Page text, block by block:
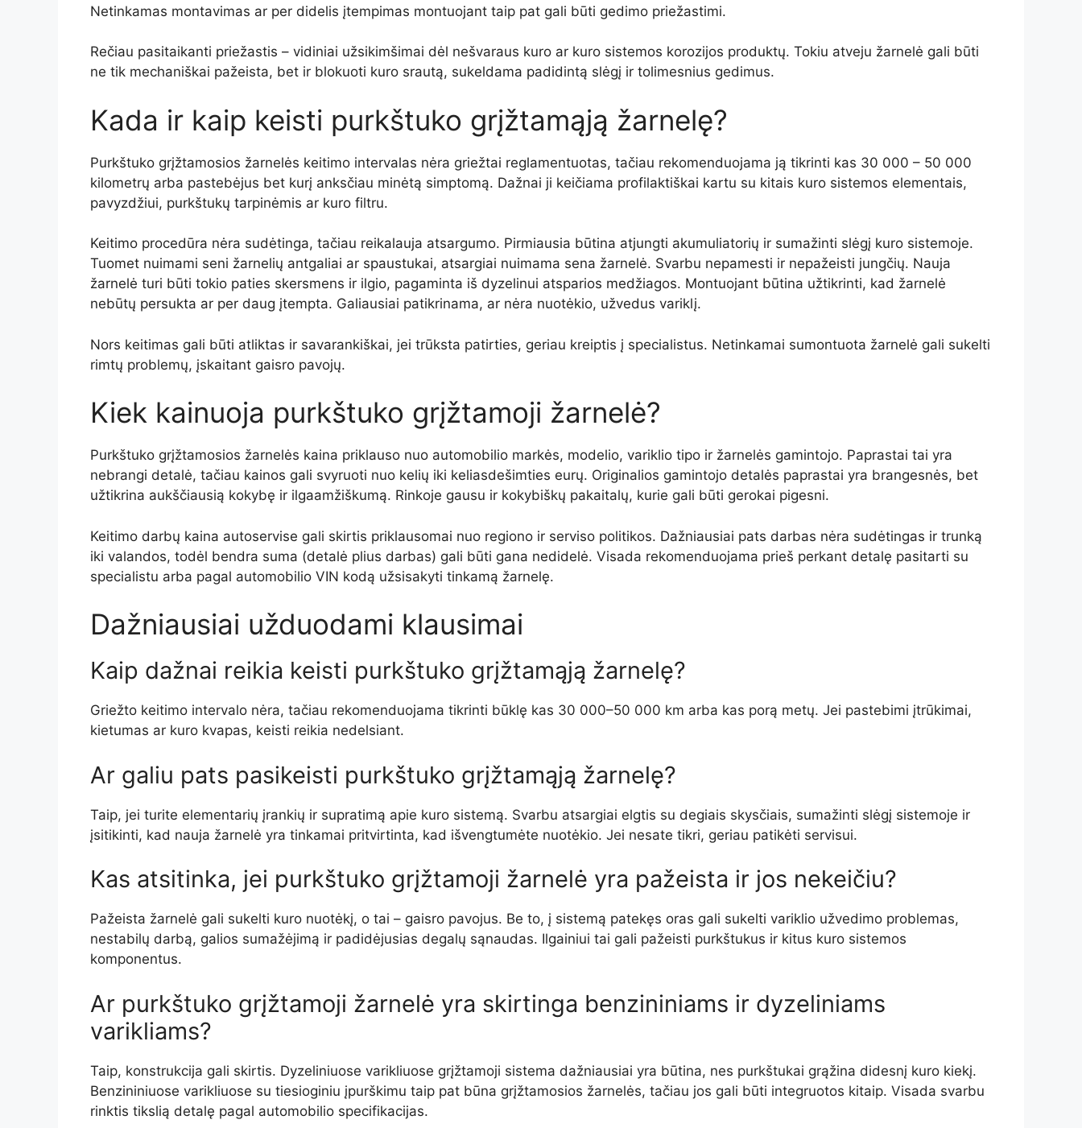
Netinkamas montavimas ar per didelis įtempimas montuojant taip pat gali būti gedimo priežastimi.
Rečiau pasitaikanti priežastis – vidiniai užsikimšimai dėl nešvaraus kuro ar kuro sistemos korozijos produktų. Tokiu atveju žarnelė gali būti
ne tik mechaniškai pažeista, bet ir blokuoti kuro srautą, sukeldama padidintą slėgį ir tolimesnius gedimus.
Kada ir kaip keisti purkštuko grįžtamąją žarnelę?
Purkštuko grįžtamosios žarnelės keitimo intervalas nėra griežtai reglamentuotas, tačiau rekomenduojama ją tikrinti kas 30 000 – 50 000
kilometrų arba pastebėjus bet kurį anksčiau minėtą simptomą. Dažnai ji keičiama profilaktiškai kartu su kitais kuro sistemos elementais,
pavyzdžiui, purkštukų tarpinėmis ar kuro filtru.
Keitimo procedūra nėra sudėtinga, tačiau reikalauja atsargumo. Pirmiausia būtina atjungti akumuliatorių ir sumažinti slėgį kuro sistemoje.
Tuomet nuimami seni žarnelių antgaliai ar spaustukai, atsargiai nuimama sena žarnelė. Svarbu nepamesti ir nepažeisti jungčių. Nauja
žarnelė turi būti tokio paties skersmens ir ilgio, pagaminta iš dyzelinui atsparios medžiagos. Montuojant būtina užtikrinti, kad žarnelė
nebūtų persukta ar per daug įtempta. Galiausiai patikrinama, ar nėra nuotėkio, užvedus variklį.
Nors keitimas gali būti atliktas ir savarankiškai, jei trūksta patirties, geriau kreiptis į specialistus. Netinkamai sumontuota žarnelė gali sukelti
rimtų problemų, įskaitant gaisro pavojų.
Kiek kainuoja purkštuko grįžtamoji žarnelė?
Purkštuko grįžtamosios žarnelės kaina priklauso nuo automobilio markės, modelio, variklio tipo ir žarnelės gamintojo. Paprastai tai yra
nebrangi detalė, tačiau kainos gali svyruoti nuo kelių iki keliasdešimties eurų. Originalios gamintojo detalės paprastai yra brangesnės, bet
užtikrina aukščiausią kokybę ir ilgaamžiškumą. Rinkoje gausu ir kokybiškų pakaitalų, kurie gali būti gerokai pigesni.
Keitimo darbų kaina autoservise gali skirtis priklausomai nuo regiono ir serviso politikos. Dažniausiai pats darbas nėra sudėtingas ir trunką
iki valandos, todėl bendra suma (detalė plius darbas) gali būti gana nedidelė. Visada rekomenduojama prieš perkant detalę pasitarti su
specialistu arba pagal automobilio VIN kodą užsisakyti tinkamą žarnelę.
Dažniausiai užduodami klausimai
Kaip dažnai reikia keisti purkštuko grįžtamąją žarnelę?
Griežto keitimo intervalo nėra, tačiau rekomenduojama tikrinti būklę kas 30 000–50 000 km arba kas porą metų. Jei pastebimi įtrūkimai,
kietumas ar kuro kvapas, keisti reikia nedelsiant.
Ar galiu pats pasikeisti purkštuko grįžtamąją žarnelę?
Taip, jei turite elementarių įrankių ir supratimą apie kuro sistemą. Svarbu atsargiai elgtis su degiais skysčiais, sumažinti slėgį sistemoje ir
įsitikinti, kad nauja žarnelė yra tinkamai pritvirtinta, kad išvengtumėte nuotėkio. Jei nesate tikri, geriau patikėti servisui.
Kas atsitinka, jei purkštuko grįžtamoji žarnelė yra pažeista ir jos nekeičiu?
Pažeista žarnelė gali sukelti kuro nuotėkį, o tai – gaisro pavojus. Be to, į sistemą patekęs oras gali sukelti variklio užvedimo problemas,
nestabilų darbą, galios sumažėjimą ir padidėjusias degalų sąnaudas. Ilgainiui tai gali pažeisti purkštukus ir kitus kuro sistemos
komponentus.
Ar purkštuko grįžtamoji žarnelė yra skirtinga benzininiams ir dyzeliniams
varikliams?
Taip, konstrukcija gali skirtis. Dyzeliniuose varikliuose grįžtamoji sistema dažniausiai yra būtina, nes purkštukai grąžina didesnį kuro kiekį.
Benzininiuose varikliuose su tiesioginiu įpurškimu taip pat būna grįžtamosios žarnelės, tačiau jos gali būti integruotos kitaip. Visada svarbu
rinktis tikslią detalę pagal automobilio specifikacijas.